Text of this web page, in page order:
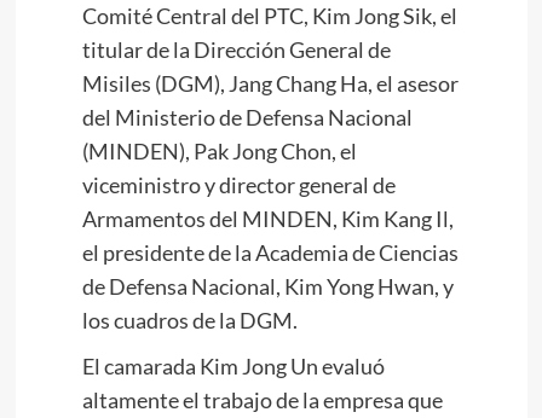
Comité Central del PTC, Kim Jong Sik, el
titular de la Dirección General de
Misiles (DGM), Jang Chang Ha, el asesor
del Ministerio de Defensa Nacional
(MINDEN), Pak Jong Chon, el
viceministro y director general de
Armamentos del MINDEN, Kim Kang Il,
el presidente de la Academia de Ciencias
de Defensa Nacional, Kim Yong Hwan, y
los cuadros de la DGM.
El camarada Kim Jong Unevaluó
altamente el trabajo de la empresa que